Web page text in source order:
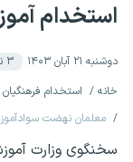
استخدام
دوشنبه ۲۱ آبان ۱۴۰۳ ۳
خانه
استخدام
معلمان نهضت
سخنگوی وزارت